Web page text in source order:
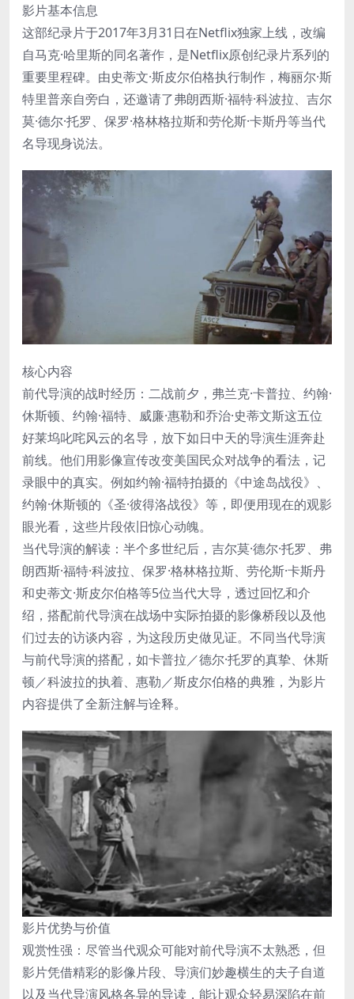
影片基本信息
这部纪录片于2017年3月31日在Netflix独家上线，改编
自马克·哈里斯的同名著作，是Netflix原创纪录片系列的
重要里程碑。由史蒂文·斯皮尔伯格执行制作，梅丽尔·斯
特里普亲自旁白，还邀请了弗朗西斯·福特·科波拉、吉尔
莫·德尔·托罗、保罗·格林格拉斯和劳伦斯·卡斯丹等当代
名导现身说法。
核心内容
前代导演的战时经历：二战前夕，弗兰克·卡普拉、约翰·
休斯顿、约翰·福特、威廉·惠勒和乔治·史蒂文斯这五位
好莱坞叱咤风云的名导，放下如日中天的导演生涯奔赴
前线。他们用影像宣传改变美国民众对战争的看法，记
录眼中的真实。例如约翰·福特拍摄的《中途岛战役》、
约翰·休斯顿的《圣·彼得洛战役》等，即便用现在的观影
眼光看，这些片段依旧惊心动魄。
当代导演的解读：半个多世纪后，吉尔莫·德尔·托罗、弗
朗西斯·福特·科波拉、保罗·格林格拉斯、劳伦斯·卡斯丹
和史蒂文·斯皮尔伯格等5位当代大导，透过回忆和介
绍，搭配前代导演在战场中实际拍摄的影像桥段以及他
们过去的访谈内容，为这段历史做见证。不同当代导演
与前代导演的搭配，如卡普拉／德尔·托罗的真挚、休斯
顿／科波拉的执着、惠勒／斯皮尔伯格的典雅，为影片
内容提供了全新注解与诠释。
影片优势与价值
观赏性强：尽管当代观众可能对前代导演不太熟悉，但
影片凭借精彩的影像片段、导演们妙趣横生的夫子自道
以及当代导演风格各异的导读，能让观众轻易深陷在前